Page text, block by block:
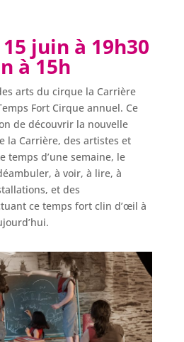
15 juin à 19h30
à 15h
arts du cirque la Carrière
Fort Cirque annuel. Ce
de découvrir la nouvelle
la Carrière, des artistes et
temps d’une semaine, le
à voir, à lire, à
et des
ce temps fort clin d’œil à